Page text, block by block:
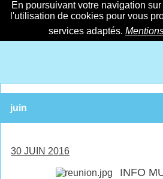
En poursuivant votre navigation
l'utilisation de cookies pour vous
services adaptés.
juin
30 JUIN 2016
INFO